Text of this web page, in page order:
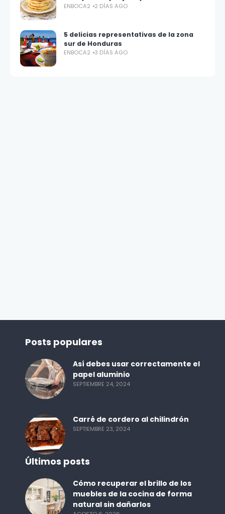
ENBOCA2 2 DÍAS AGO
5 delicias representativas de la zona
sur de Honduras
ENBOCA2 3 DÍAS AGO
Posts populares
Así debes usar correctamente el
papel aluminio
SEPTIEMBRE 24, 2024
Carré de cordero al chilindrón
SEPTIEMBRE 23, 2024
Últimos posts
Cómo recuperar el brillo de los
muebles de la cocina de forma
natural sin dañarlos